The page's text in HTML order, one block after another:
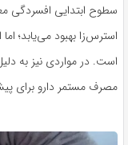
سطوح ابتدایی افسردگی
استرس‌زا بهبود می‌یابد؛
است. در مواردی نیز به
مصرف مستمر دارو برای